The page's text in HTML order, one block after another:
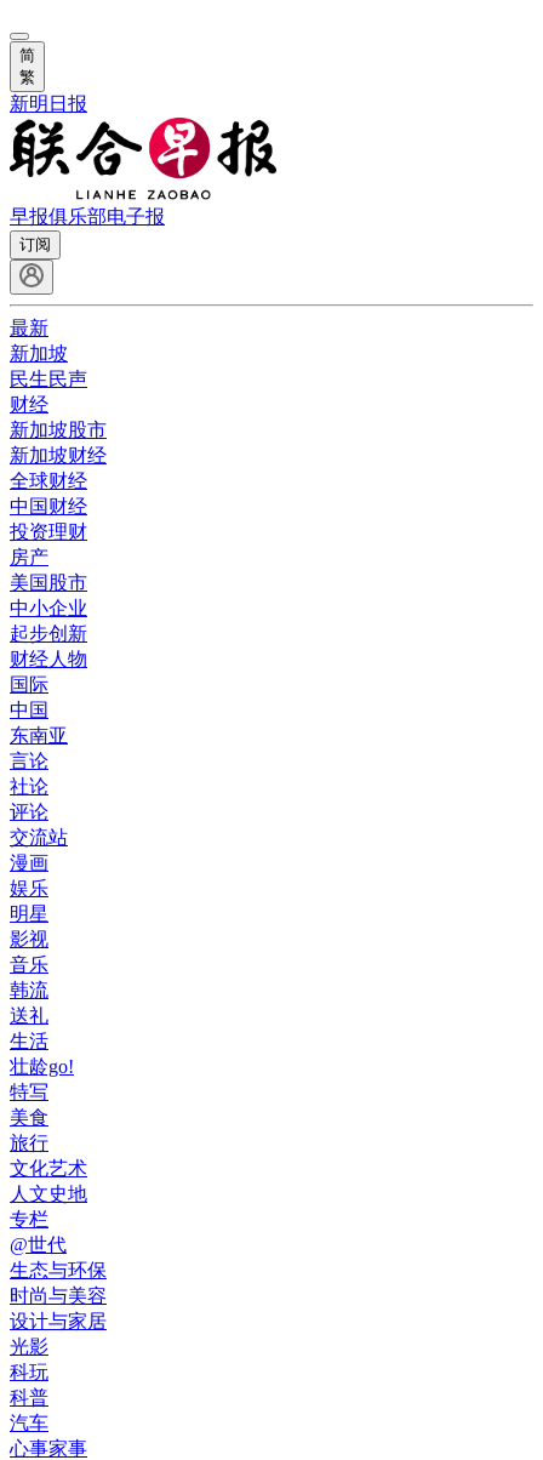
简
繁
新明日报
早报俱乐部电子报
订阅
最新
新加坡
民生民声
财经
新加坡股市
新加坡财经
全球财经
中国财经
投资理财
房产
美国股市
中小企业
起步创新
财经人物
国际
中国
东南亚
言论
社论
评论
交流站
漫画
娱乐
明星
影视
音乐
韩流
送礼
生活
壮龄go!
特写
美食
旅行
文化艺术
人文史地
专栏
@世代
生态与环保
时尚与美容
设计与家居
光影
科玩
科普
汽车
心事家事